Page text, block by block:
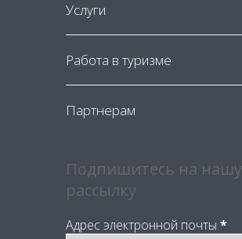
Услуги
Работа в туризме
Партнерам
Подпишитесь на нашу
рассылку
Адрес электронной почты *